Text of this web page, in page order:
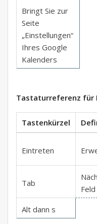
Bringt Sie zur
Seite
„Einstellungen“
Ihres Google
Kalenders
Tastaturreferenz für
Tastenkürzel
Eintreten
Tab
Feld
Alt dann s